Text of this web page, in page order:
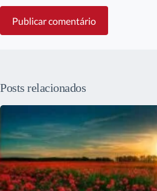
Publicar comentário
Posts relacionados